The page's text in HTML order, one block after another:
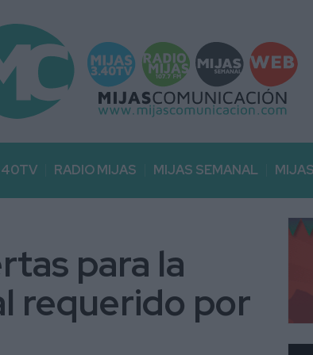
RADIO MIJAS MIJAS SEMANAL
para la
requerido por